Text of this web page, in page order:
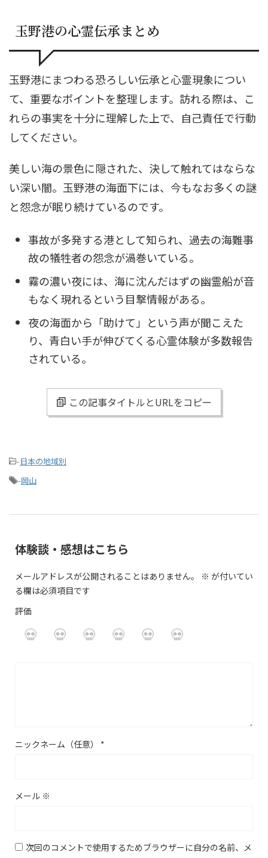
玉野港の心霊伝承まとめ
玉野港にまつわる恐ろしい伝承と心霊現象につい
て、重要なポイントを整理します。訪れる際は、こ
れらの事実を十分に理解した上で、自己責任で行動
してください。
美しい海の景色に隠された、決して触れてはならな
い深い闇。玉野港の海面下には、今もなお多くの謎
と怨念が眠り続けているのです。
事故が多発する港として知られ、過去の海難事
故の犠牲者の怨念が渦巻いている。
霧の濃い夜には、海に沈んだはずの幽霊船が音
もなく現れるという目撃情報がある。
夜の海面から「助けて」という声が聞こえた
り、青白い手が伸びてくる心霊体験が多数報告
されている。
この記事タイトルとURLをコピー
-日本の地域別
-岡山
体験談・感想はこちら
メールアドレスが公開されることはありません。 ※ が付いてい
る欄は必須項目です
評価
ニックネーム（任意） *
メール ※
次回のコメントで使用するためブラウザーに自分の名前、メ